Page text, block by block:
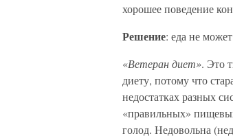
хорошее поведение
Решение: еда не
«Ветеран диет». Это
диету, потому что
недостатках разных
«правильных»
голод. Недовольна